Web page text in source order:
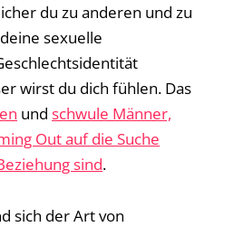
du zu anderen und zu
sexuelle
wirst du dich fühlen. Das
und schwule Männer,
Out auf die Suche
sind.
sich der Art von